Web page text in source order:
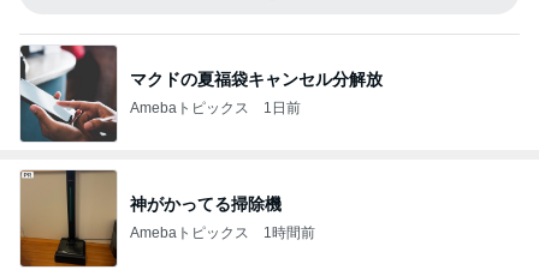
マクドの夏福袋キャンセル分解放
Amebaトピックス 1日前
神がかってる掃除機
Amebaトピックス 1時間前